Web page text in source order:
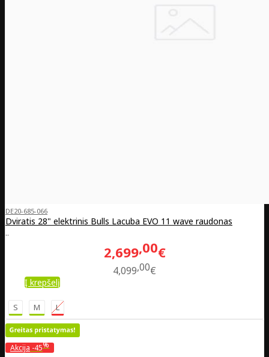
DE20-685-066
Dviratis 28" elektrinis Bulls Lacuba EVO 11 wave raudonas
..
2,699 00€
4,099 00€
Į krepšelį
S M L
Akcija -45%